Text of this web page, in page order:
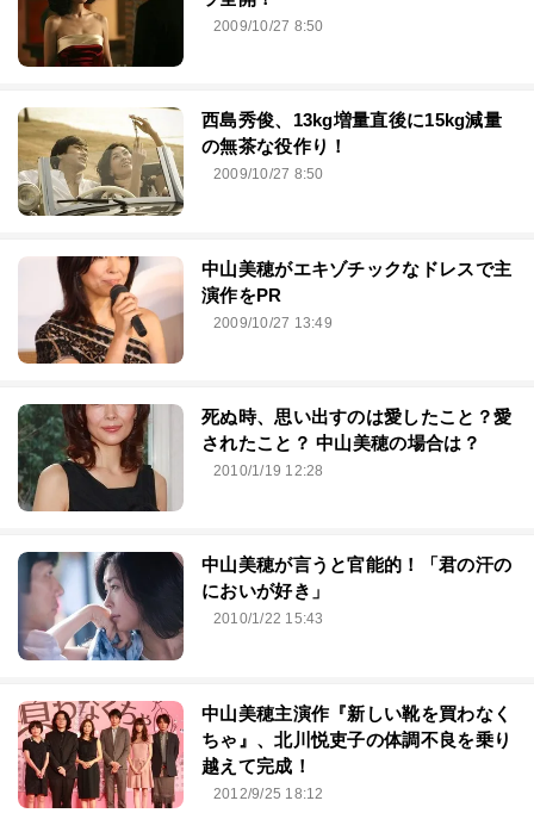
2009/10/27 8:50
西島秀俊、13kg増量直後に15kg減量
の無茶な役作り！
2009/10/27 8:50
中山美穂がエキゾチックなドレスで主
演作をPR
2009/10/27 13:49
死ぬ時、思い出すのは愛したこと？愛
されたこと？ 中山美穂の場合は？
2010/1/19 12:28
中山美穂が言うと官能的！「君の汗の
においが好き」
2010/1/22 15:43
中山美穂主演作『新しい靴を買わなく
ちゃ』、北川悦吏子の体調不良を乗り
越えて完成！
2012/9/25 18:12